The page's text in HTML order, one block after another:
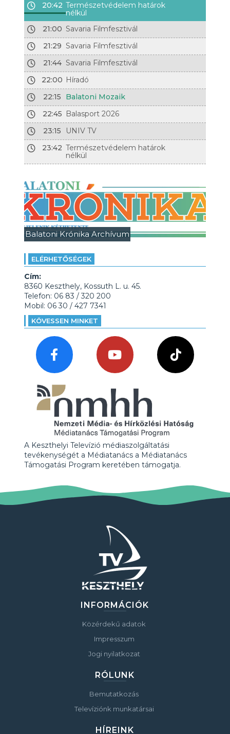
20:42 Természetvédelem határok
nélkül
21:00 Savaria Filmfesztivál
21:29 Savaria Filmfesztivál
21:44 Savaria Filmfesztivál
22:00 Híradó
22:15
Balatoni Mozaik
22:45 Balasport 2026
23:15
UNIV TV
23:42 Természetvédelem határok
nélkül
Balatoni Krónika Archívum
ELÉRHETŐSÉGEK
Cím:
8360 Keszthely, Kossuth L. u. 45.
Telefon: 06 83 / 320 200
Mobil: 06 30 / 427 7341
KÖVESSEN MINKET
A Keszthelyi Televízió médiaszolgáltatási
tevékenységét a Médiatanács a Médiatanács
Támogatási Program keretében támogatja.
INFORMÁCIÓK
Közérdekű adatok
Impresszum
Jogi nyilatkozat
RÓLUNK
Bemutatkozás
Televíziónk munkatársai
HÍREINK